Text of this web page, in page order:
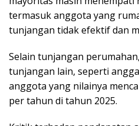
termasuk anggota yang
tunjangan tidak efektif dan
​Selain tunjangan
tunjangan lain, seperti
anggota yang nilainya
per tahun di tahun 2025.